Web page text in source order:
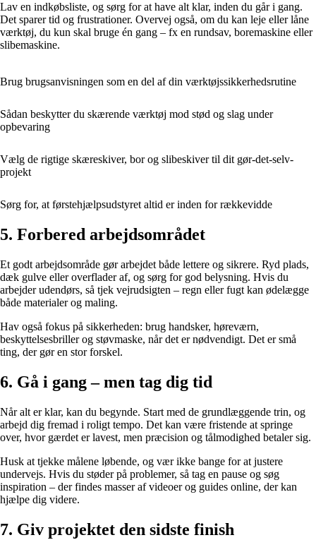
Lav en indkøbsliste, og sørg for at have alt klar, inden du går i gang.
Det sparer tid og frustrationer. Overvej også, om du kan leje eller låne
værktøj, du kun skal bruge én gang – fx en rundsav, boremaskine eller
slibemaskine.
Brug brugsanvisningen som en del af din værktøjssikkerhedsrutine
Sådan beskytter du skærende værktøj mod stød og slag under
opbevaring
Vælg de rigtige skæreskiver, bor og slibeskiver til dit gør-det-selv-
projekt
Sørg for, at førstehjælpsudstyret altid er inden for rækkevidde
5. Forbered arbejdsområdet
Et godt arbejdsområde gør arbejdet både lettere og sikrere. Ryd plads,
dæk gulve eller overflader af, og sørg for god belysning. Hvis du
arbejder udendørs, så tjek vejrudsigten – regn eller fugt kan ødelægge
både materialer og maling.
Hav også fokus på sikkerheden: brug handsker, høreværn,
beskyttelsesbriller og støvmaske, når det er nødvendigt. Det er små
ting, der gør en stor forskel.
6. Gå i gang – men tag dig tid
Når alt er klar, kan du begynde. Start med de grundlæggende trin, og
arbejd dig fremad i roligt tempo. Det kan være fristende at springe
over, hvor gærdet er lavest, men præcision og tålmodighed betaler sig.
Husk at tjekke målene løbende, og vær ikke bange for at justere
undervejs. Hvis du støder på problemer, så tag en pause og søg
inspiration – der findes masser af videoer og guides online, der kan
hjælpe dig videre.
7. Giv projektet den sidste finish